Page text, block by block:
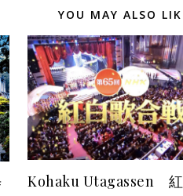
YOU MAY ALSO
Kohaku Utagassen